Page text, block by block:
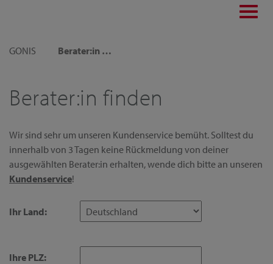
GONIS
Berater:in finden
Berater:in finden
Wir sind sehr um unseren Kundenservice bemüht. Solltest du
innerhalb von 3 Tagen keine Rückmeldung von deiner
ausgewählten Berater:in erhalten, wende dich bitte an unseren
Kundenservice!
Ihr Land:
Ihre PLZ: